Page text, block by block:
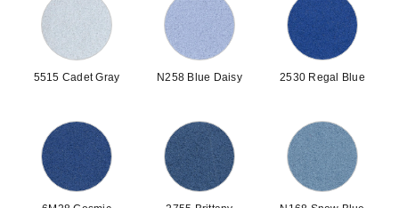
5515 Cadet Gray N258 Blue Daisy 2530 Regal Blue